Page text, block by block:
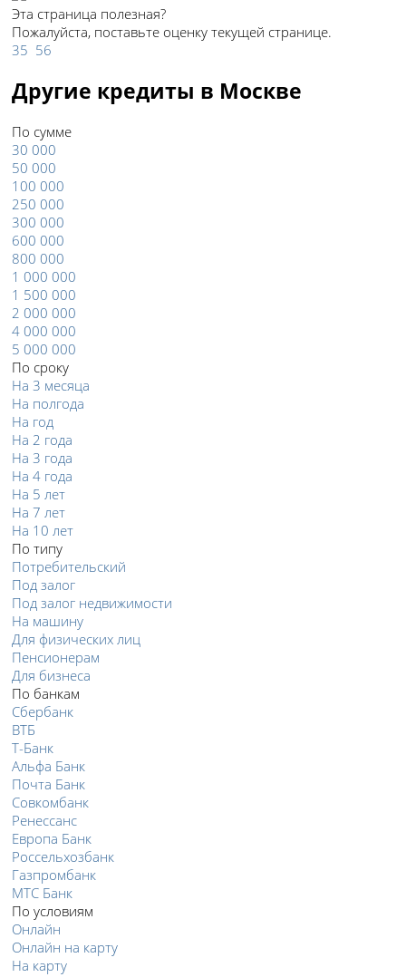
Эта страница полезная?
Пожалуйста, поставьте оценку текущей странице.
35 56
Другие кредиты в Москве
По сумме
30 000
50 000
100 000
250 000
300 000
600 000
800 000
1 000 000
1 500 000
2 000 000
4 000 000
5 000 000
По сроку
На 3 месяца
На полгода
На год
На 2 года
На 3 года
На 4 года
На 5 лет
На 7 лет
На 10 лет
По типу
Потребительский
Под залог
Под залог недвижимости
На машину
Для физических лиц
Пенсионерам
Для бизнеса
По банкам
Сбербанк
ВТБ
Т-Банк
Альфа Банк
Почта Банк
Совкомбанк
Ренессанс
Европа Банк
Россельхозбанк
Газпромбанк
МТС Банк
По условиям
Онлайн
Онлайн на карту
На карту